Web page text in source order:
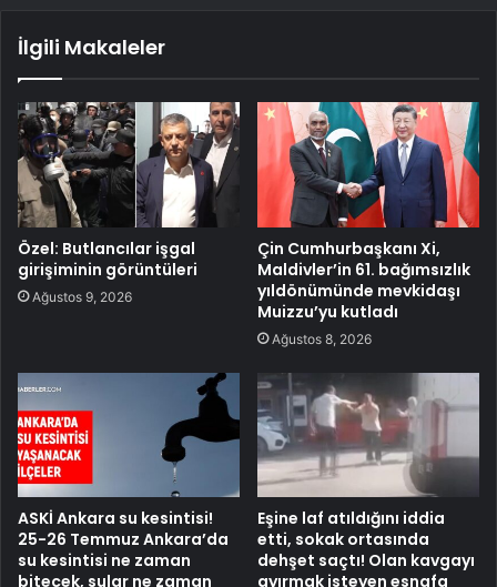
İlgili Makaleler
Özel: Butlancılar işgal
girişiminin görüntüleri
Ağustos 9, 2026
Çin Cumhurbaşkanı Xi,
Maldivler’in 61. bağımsızlık
yıldönümünde mevkidaşı
Muizzu’yu kutladı
Ağustos 8, 2026
ASKİ Ankara su kesintisi!
25-26 Temmuz Ankara’da
su kesintisi ne zaman
bitecek, sular ne zaman
Eşine laf atıldığını iddia
etti, sokak ortasında
dehşet saçtı! Olan kavgayı
ayırmak isteyen esnafa